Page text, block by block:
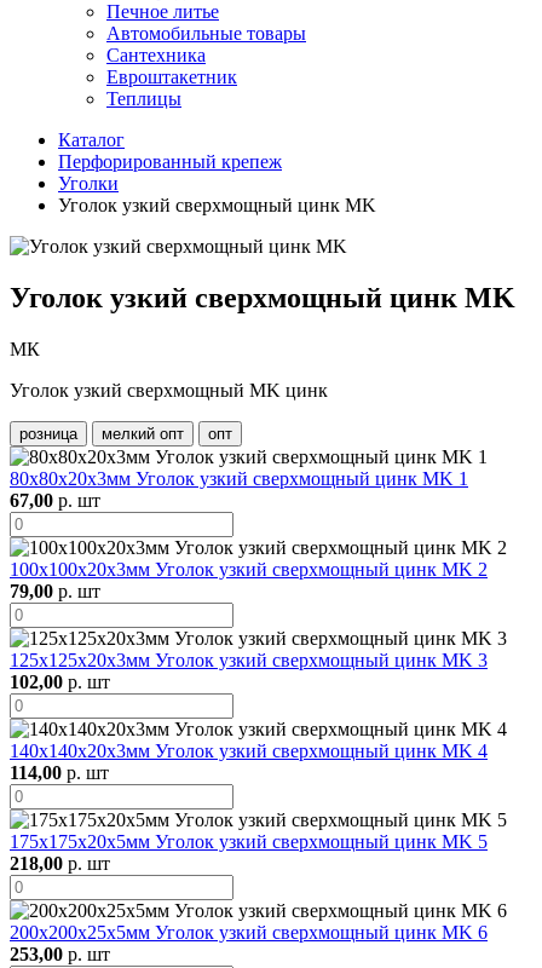
Печное литье
Автомобильные товары
Сантехника
Евроштакетник
Теплицы
Каталог
Перфорированный крепеж
Уголки
Уголок узкий сверхмощный цинк MK
Уголок узкий сверхмощный цинк MK
МК
Уголок узкий сверхмощный MK цинк
розница мелкий опт опт
80х80х20х3мм Уголок узкий сверхмощный цинк MK 1
67,00 р. шт
100х100х20х3мм Уголок узкий сверхмощный цинк MK 2
79,00 р. шт
125х125х20х3мм Уголок узкий сверхмощный цинк MK 3
102,00 р. шт
140х140х20х3мм Уголок узкий сверхмощный цинк MK 4
114,00 р. шт
175х175х20х5мм Уголок узкий сверхмощный цинк MK 5
218,00 р. шт
200х200х25х5мм Уголок узкий сверхмощный цинк MK 6
253,00 р. шт